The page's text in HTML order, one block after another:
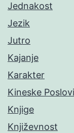
Jednakost
Jezik
Jutro
Kajanje
Karakter
Kineske
Knjige
Književnost